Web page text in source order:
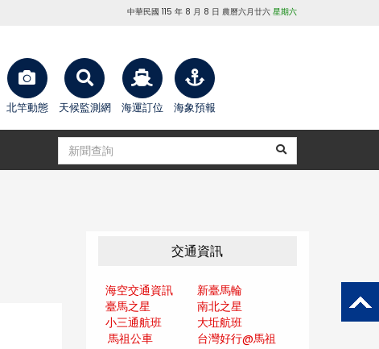
中華民國 115 年 8 月 8 日 農曆六月廿六 星期六
北竿動態 天候監測網 海運訂位 海象預報
交通資訊
海空交通資訊
新臺馬輪
臺馬之星
南北之星
小三通航班
大坵航班
馬祖公車
台灣好行@馬祖